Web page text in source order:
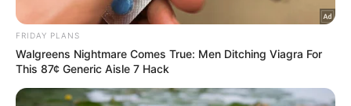
Η Σοφία Καρβέλα μιλάει για την
απεξάρτησή της από το αλκοόλ και
συγκλονίζει: «Ήμουν διαλυμένη,
φοβόμουν…»